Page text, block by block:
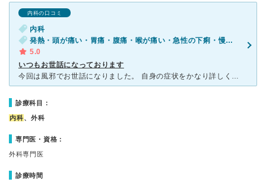
内科の口コミ
内科
発熱・頭が痛い・胃痛・腹痛・喉が痛い・急性の下痢・慢性の下痢
5.0
いつもお世話になっております
今回は風邪でお世話になりました。 自身の症状をかなり詳しく調べて下さります。 自身のカルテをデジタル化して、症状を視覚的に残してくれます。 特に胃腸に関しては専門なので、問診が丁寧です。 風邪
診療科目：
内科、外科
専門医・資格：
外科専門医
診療時間